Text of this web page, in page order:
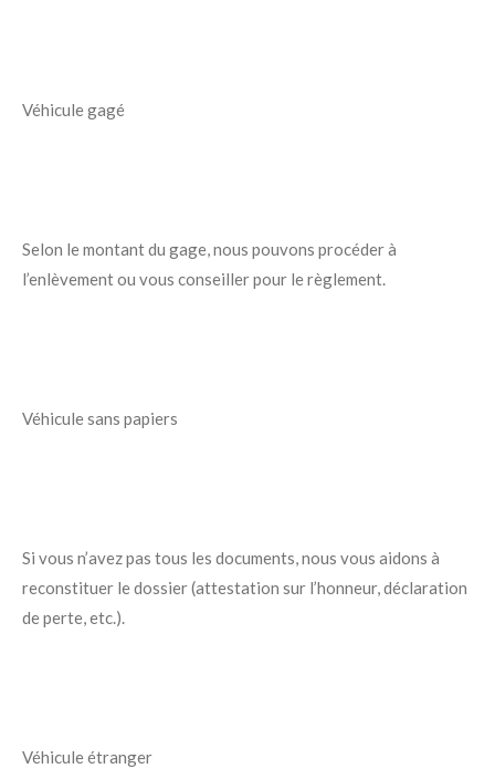
Véhicule gagé
Selon le montant du gage, nous pouvons procéder à
l’enlèvement ou vous conseiller pour le règlement.
Véhicule sans papiers
Si vous n’avez pas tous les documents, nous vous aidons à
reconstituer le dossier (attestation sur l’honneur, déclaration
de perte, etc.).
Véhicule étranger